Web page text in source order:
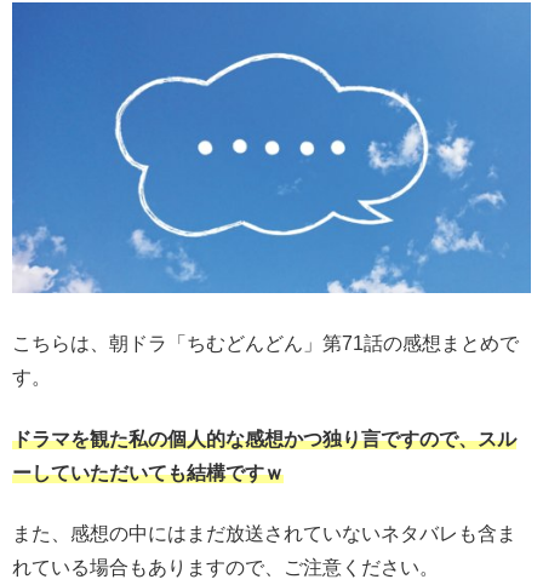
こちらは、朝ドラ「ちむどんどん」第71話の感想まとめで
す。
ドラマを観た私の個人的な感想かつ独り言ですので、スル
ーしていただいても結構ですｗ
また、感想の中にはまだ放送されていないネタバレも含ま
れている場合もありますので、ご注意ください。